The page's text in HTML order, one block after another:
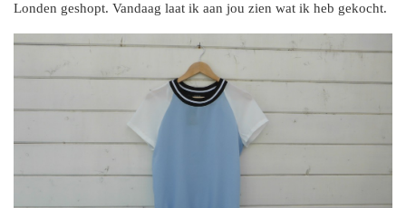
Londen geshopt. Vandaag laat ik aan jou zien wat ik heb gekocht.